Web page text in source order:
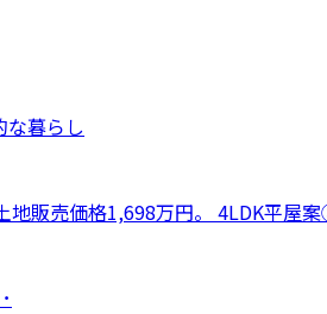
暮らし
販売価格1,698万円。 4LDK平屋